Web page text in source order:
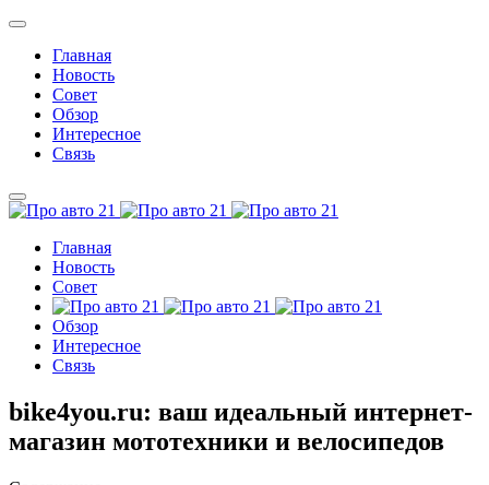
Главная
Новость
Совет
Обзор
Интересное
Связь
Главная
Новость
Совет
Обзор
Интересное
Связь
bike4you.ru: ваш идеальный интернет-
магазин мототехники и велосипедов